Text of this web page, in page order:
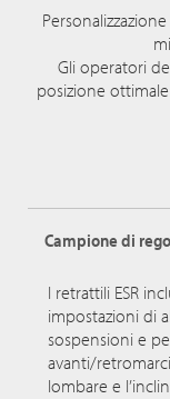
Gli operatori
posizione
Campione di
I retrattili ESR
impostazioni di
sospensioni e
avanti/
lombare e